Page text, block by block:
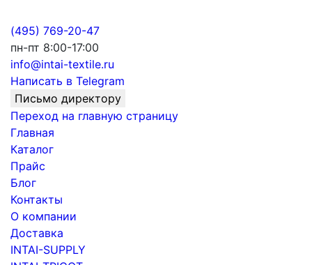
(495) 769-20-47
пн-пт 8:00-17:00
info@intai-textile.ru
Написать в Telegram
Письмо директору
Переход на главную страницу
Главная
Каталог
Прайс
Блог
Контакты
О компании
Доставка
INTAI-SUPPLY